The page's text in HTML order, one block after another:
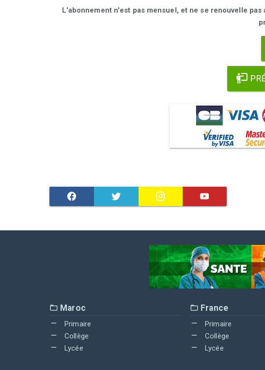
L'abonnement n'est pas mensuel, et ne se renouvelle
Maroc
Primaire
Collège
Lycée
France
Primaire
Collège
Lycée